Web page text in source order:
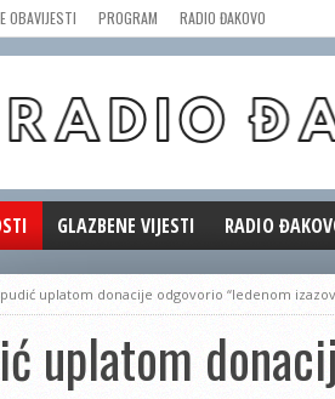
OBAVIJESTI PROGRAM RADIO ĐAKOVO
GLAZBENE VIJESTI RADIO
MARKETING
uplatom donacije odgovorio “ledenom
uplatom